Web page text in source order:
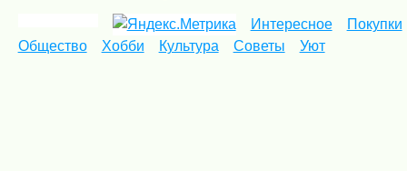
Интересное
Покупки
Общество
Хобби Культура Советы Уют